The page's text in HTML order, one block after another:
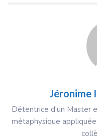
Jéronime
Détentrice d'un Master
métaphysique